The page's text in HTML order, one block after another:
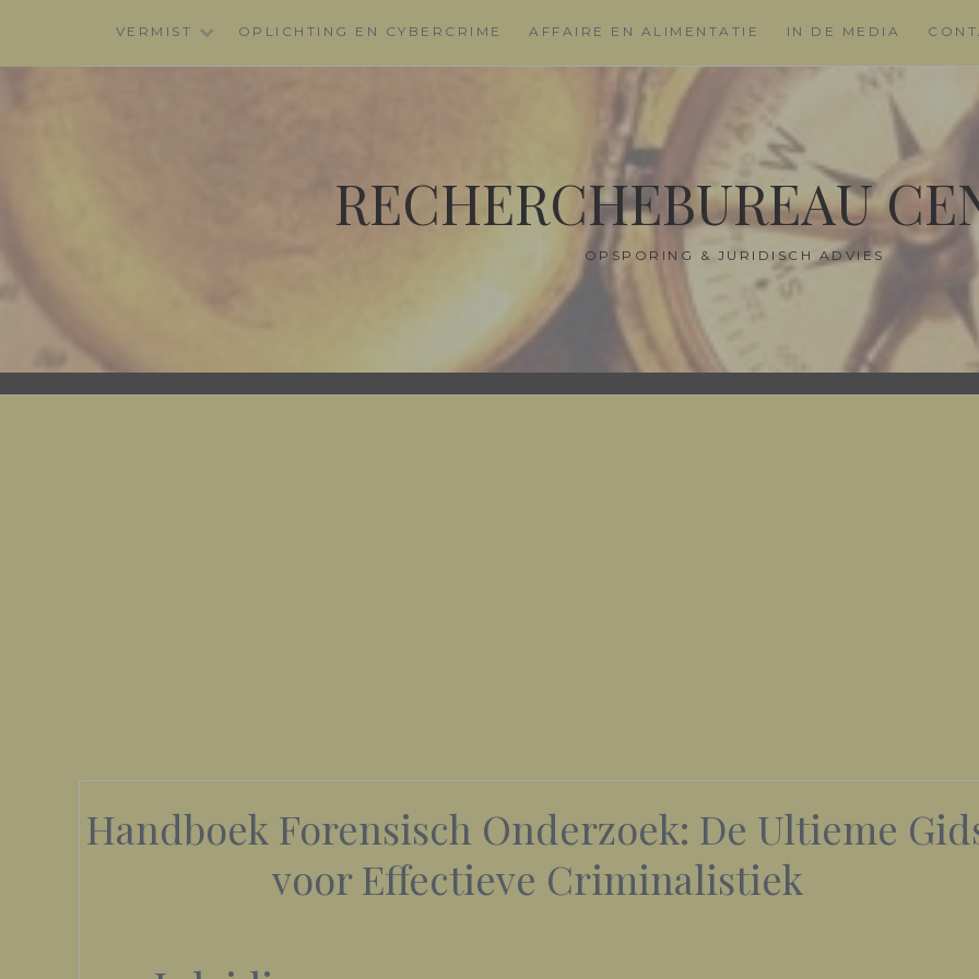
content
VERMIST OPLICHTING EN CYBERCRIME AFFAIRE EN ALIMENTATIE IN DE MEDIA
RECHERCHEBUREAU
OPSPORING & JURIDISCH ADVIES
Handboek Forensisch Onderzoek: De Ultieme
voor Effectieve Criminalistiek